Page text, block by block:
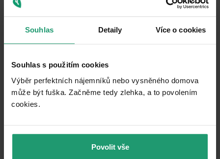
Souhlas Detaily Více o cookies
Souhlas s použitím cookies
Výběr perfektních nájemníků nebo vysněného domova
může být fuška. Začněme tedy zlehka, a to povolením
cookies.​
Povolit vše
12 3
Pridať do obľúbených
NEPREHLIADNITE